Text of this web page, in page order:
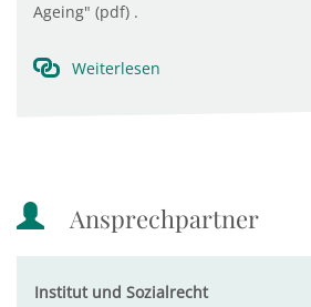
Ageing" (pdf) .
Weiterlesen
Ansprechpartner
Institut und Sozialrecht